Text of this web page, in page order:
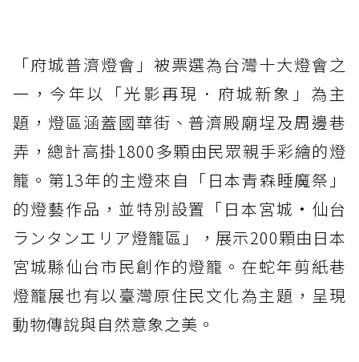
「府城普濟燈會」被票選為台灣十大燈會之
一，今年以「光影再現．府城新象」為主
題，燈區涵蓋國華街、普濟殿廟埕及周邊巷
弄，總計高掛1800多顆由民眾親手彩繪的燈
籠。第13年的主燈來自「日本青森睡魔祭」
的燈藝作品，並特別設置「日本宮城·仙台
ランタンエリア燈籠區」，展示200顆由日本
宮城縣仙台市民創作的燈籠。在蛇年剪紙巷
燈籠展也有以臺灣原住民文化為主題，呈現
動物傳說與自然意象之美。